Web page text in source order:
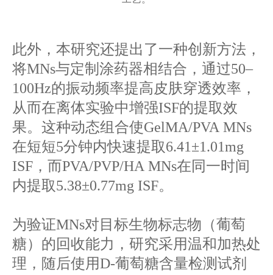
此外，本研究还提出了一种创新方法，
将MNs与定制涂药器相结合，通过50–
100Hz的振动频率提高皮肤穿透效率，
从而在离体实验中增强ISF的提取效
果。这种动态组合使GelMA/PVA MNs
在短短5分钟内快速提取6.41±1.01mg
ISF，而PVA/PVP/HA MNs在同一时间
内提取5.38±0.77mg ISF。
为验证MNs对目标生物标志物（葡萄
糖）的回收能力，研究采用温和加热处
理，随后使用D-葡萄糖含量检测试剂